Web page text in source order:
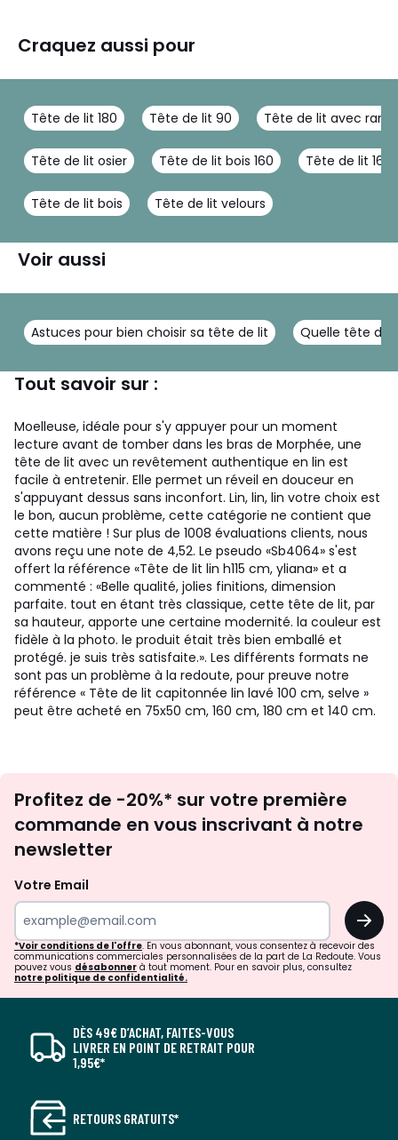
Craquez aussi pour
Tête de lit 180 Tête de lit 90 Tête de lit avec
Tête de lit osier Tête de lit bois 160 Tête de lit 160
Tête de lit bois Tête de lit velours
Voir aussi
Astuces pour bien choisir sa tête de lit Quelle tête de
Tout savoir sur :
Moelleuse, idéale pour s'y appuyer pour un moment
lecture avant de tomber dans les bras de Morphée, une
tête de lit avec un revêtement authentique en lin est
facile à entretenir. Elle permet un réveil en douceur en
s'appuyant dessus sans inconfort. Lin, lin, lin votre choix est
le bon, aucun problème, cette catégorie ne contient que
cette matière ! Sur plus de 1008 évaluations clients, nous
avons reçu une note de 4,52. Le pseudo «Sb4064» s'est
offert la référence «Tête de lit lin h115 cm, yliana» et a
commenté : «Belle qualité, jolies finitions, dimension
parfaite. tout en étant très classique, cette tête de lit, par
sa hauteur, apporte une certaine modernité. la couleur est
fidèle à la photo. le produit était très bien emballé et
protégé. je suis très satisfaite.». Les différents formats ne
sont pas un problème à la redoute, pour preuve notre
référence « Tête de lit capitonnée lin lavé 100 cm, selve »
peut être acheté en 75x50 cm, 160 cm, 180 cm et 140 cm.
newsletter
Profitez de -20%* sur votre première
commande en vous inscrivant à notre
newsletter
Votre Email
OK
*Voir conditions de l'offre. En vous abonnant, vous consentez à recevoir des
communications commerciales personnalisées de la part de La Redoute. Vous
pouvez vous désabonner à tout moment. Pour en savoir plus, consultez
notre politique de confidentialité.
DÈS 49€ D’ACHAT, FAITES-VOUS
LIVRER EN POINT DE RETRAIT POUR
1,95€*
RETOURS GRATUITS*